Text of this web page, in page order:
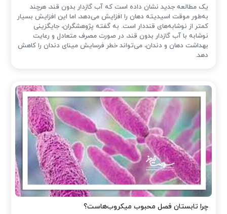
یک مطالعه جدید نشان داده است که آب گازدار بدون قند، هرچند
به‌طور موقت اسیدیته دهان را افزایش می‌دهد، اما این افزایش بسیار
کمتر از نوشابه‌های قنددار است. به گفته پژوهشگران، جایگزینی
نوشابه با آب گازدار بدون قند، در صورت مصرف متعادل و رعایت
بهداشت دهان و دندان، می‌تواند خطر فرسایش مینای دندان را کاهش
دهد.
چرا تابستان فصل محبوب میکروب‌هاست؟